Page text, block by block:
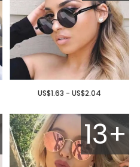
US$1.63 - US$2.04
13+